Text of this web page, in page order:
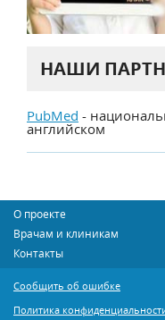
НАШИ
PubMed -
английском
О проекте
Врачам и клиникам
Контакты
Сообщить об ошибке
Политика